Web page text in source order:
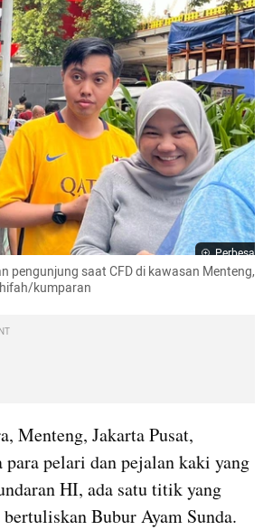
Perbesar
pengunjung saat CFD di kawasan Menteng,
kumparan
Menteng, Jakarta Pusat,
pelari dan pejalan kaki yang
HI, ada satu titik yang
Bubur Ayam Sunda.